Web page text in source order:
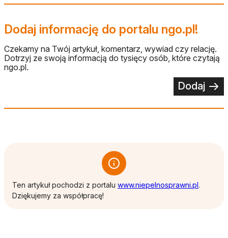
Dodaj informację do portalu ngo.pl!
Czekamy na Twój artykuł, komentarz, wywiad czy relację.
Dotrzyj ze swoją informacją do tysięcy osób, które czytają
ngo.pl.
Dodaj
Ten artykuł pochodzi z portalu www.niepelnosprawni.pl.
Dziękujemy za współpracę!